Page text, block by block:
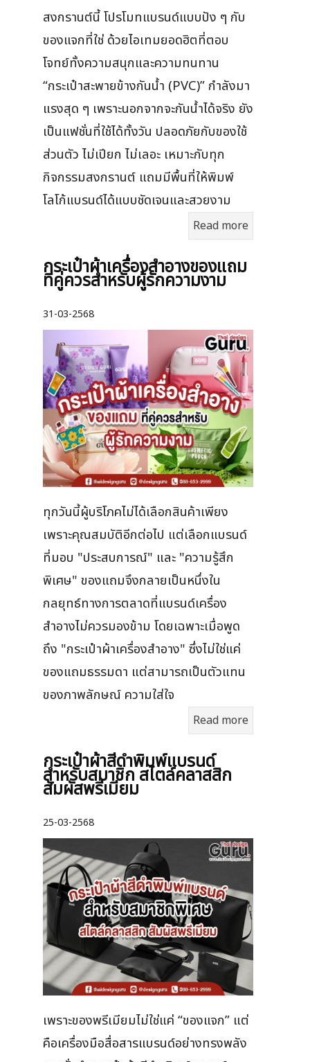
สงกรานต์นี้ โปรโมทแบรนด์แบบปัง ๆ กับ
ของแจกที่ใช่ ด้วยไอเทมยอดฮิตที่ตอบ
โจทย์ทั้งความสนุกและความทนทาน
“กระเป๋าสะพายข้างกันน้ำ (PVC)” กำลังมา
แรงสุด ๆ เพราะนอกจากจะกันน้ำได้จริง ยัง
เป็นแฟชั่นที่ใช้ได้ทั้งวัน ปลอดภัยกับของใช้
ส่วนตัว ไม่เปียก ไม่เลอะ เหมาะกับทุก
กิจกรรมสงกรานต์ แถมมีพื้นที่ให้พิมพ์
โลโก้แบรนด์ได้แบบชัดเจนและสวยงาม
Read more
กระเป๋าผ้าเครื่องสําอางของแถม
ที่คู่ควรสำหรับผู้รักความงาม
31-03-2568
ทุกวันนี้ผู้บริโภคไม่ได้เลือกสินค้าเพียง
เพราะคุณสมบัติอีกต่อไป แต่เลือกแบรนด์
ที่มอบ "ประสบการณ์" และ "ความรู้สึก
พิเศษ" ของแถมจึงกลายเป็นหนึ่งใน
กลยุทธ์ทางการตลาดที่แบรนด์เครื่อง
สำอางไม่ควรมองข้าม โดยเฉพาะเมื่อพูด
ถึง "กระเป๋าผ้าเครื่องสำอาง" ซึ่งไม่ใช่แค่
ของแถมธรรมดา แต่สามารถเป็นตัวแทน
ของภาพลักษณ์ ความใส่ใจ
Read more
กระเป๋าผ้าสีดำพิมพ์แบรนด์
สำหรับสมาชิก สไตล์คลาสสิก
สัมผัสพรีเมียม
25-03-2568
เพราะของพรีเมียมไม่ใช่แค่ “ของแจก” แต่
คือเครื่องมือสื่อสารแบรนด์อย่างทรงพลัง